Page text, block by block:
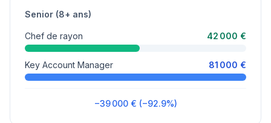
Senior (8+ ans)
Chef de rayon 42 000 €
Key Account Manager 81 000 €
−39 000 € (−92.9%)